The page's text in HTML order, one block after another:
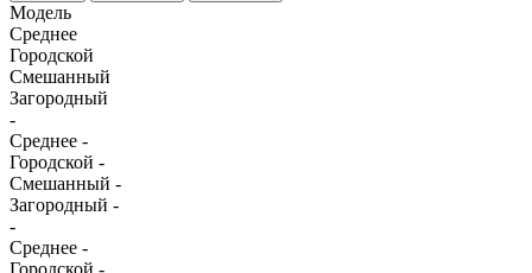
Модель
Среднее
Городской
Смешанный
Загородный
-
Среднее -
Городской -
Смешанный -
Загородный -
-
Среднее -
Городской -